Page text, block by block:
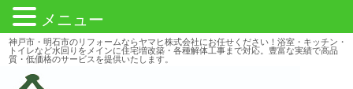
神戸市・明石市のリフォームならヤマヒ株式会社にお任せください！浴室・キッチン・
トイレなど水回りをメインに住宅増改築・各種解体工事まで対応。豊富な実績で高品
質・低価格のサービスを提供いたします。
メニュー